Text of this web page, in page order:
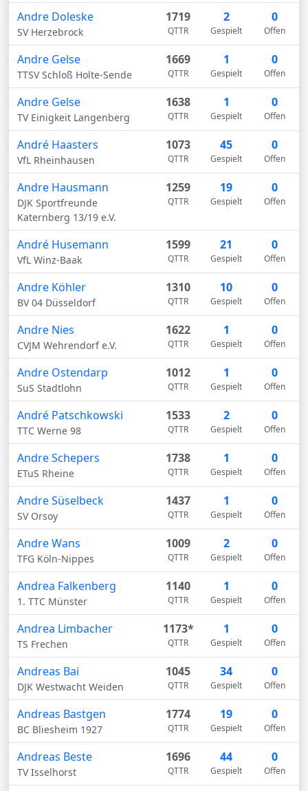
Andre Doleske
SV Herzebrock
1719
QTTR
2
Gespielt
0
Offen
Andre Gelse
TTSV Schloß Holte-Sende
1669
QTTR
1
Gespielt
0
Offen
Andre Gelse
TV Einigkeit Langenberg
1638
QTTR
1
Gespielt
0
Offen
André Haasters
VfL Rheinhausen
1073
QTTR
45
Gespielt
0
Offen
Andre Hausmann
DJK Sportfreunde
Katernberg 13/19 e.V.
1259
QTTR
19
Gespielt
0
Offen
André Husemann
VfL Winz-Baak
1599
QTTR
21
Gespielt
0
Offen
Andre Köhler
BV 04 Düsseldorf
1310
QTTR
10
Gespielt
0
Offen
Andre Nies
CVJM Wehrendorf e.V.
1622
QTTR
1
Gespielt
0
Offen
Andre Ostendarp
SuS Stadtlohn
1012
QTTR
1
Gespielt
0
Offen
André Patschkowski
TTC Werne 98
1533
QTTR
2
Gespielt
0
Offen
Andre Schepers
ETuS Rheine
1738
QTTR
1
Gespielt
0
Offen
Andre Süselbeck
SV Orsoy
1437
QTTR
1
Gespielt
0
Offen
Andre Wans
TFG Köln-Nippes
1009
QTTR
2
Gespielt
0
Offen
Andrea Falkenberg
1. TTC Münster
1140
QTTR
1
Gespielt
0
Offen
Andrea Limbacher
TS Frechen
1173*
QTTR
1
Gespielt
0
Offen
Andreas Bai
DJK Westwacht Weiden
1045
QTTR
34
Gespielt
0
Offen
Andreas Bastgen
BC Bliesheim 1927
1774
QTTR
19
Gespielt
0
Offen
Andreas Beste
TV Isselhorst
1696
QTTR
44
Gespielt
0
Offen